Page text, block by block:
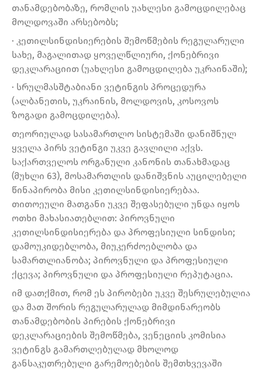
თანამდებობაზე, რომლის უახლესი გამოცდილებაც
მოლდოვაში არსებობს;
· კეთილსინდისიერების შემოწმების რეგულარული
სახე, მაგალითად ყოველწლიური, ქონებრივი
დეკლარაციით (უახლესი გამოცდილება უკრაინაში);
· სრულმასშტაბიანი ვეტინგის პროცედურა
(ალბანეთის, უკრაინის, მოლდოვის, კოსოვოს
ზოგადი გამოცდილება).
თეორიულად სასამართლო სისტემაში დანიშნულ
ყველა პირს ვეტინგი უკვე გავლილი აქვს.
საქართველოს ორგანული კანონის თანახმადაც
(მუხლი 63), მოსამართლის დანიშვნის აუცილებელი
წინაპირობა მისი კეთილსინდისიერებაა.
თითოეული მათგანი უკვე შეფასებული უნდა იყოს
ოთხი მახასიათებლით: პიროვნული
კეთილსინდისიერება და პროფესიული სინდისი;
დამოუკიდებლობა, მიუკერძოებლობა და
სამართლიანობა; პიროვნული და პროფესიული
ქცევა; პიროვნული და პროფესიული რეპუტაცია.
იმ დათქმით, რომ ეს პირობები უკვე შესრულებულია
და მათ შორის რეგულარულად მიმდინარეობს
თანამდებობის პირების ქონებრივი
დეკლარაციების შემოწმება, ვენეციის კომისია
ვეტინგს გამართლებულად მხოლოდ
განსაკუთრებული გარემოებების შემთხვევაში